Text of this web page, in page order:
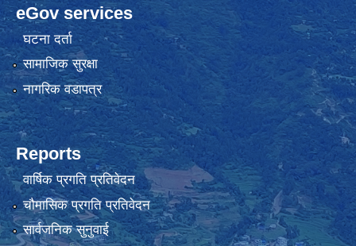
eGov services
घटना दर्ता
सामाजिक सुरक्षा
नागरिक वडापत्र
Reports
वार्षिक प्रगति प्रतिवेदन
चौमासिक प्रगति प्रतिवेदन
सार्वजनिक सुनुवाई